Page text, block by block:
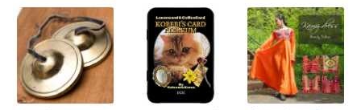
pen copying sutra
an 8-week program that
will lead you
pen basic